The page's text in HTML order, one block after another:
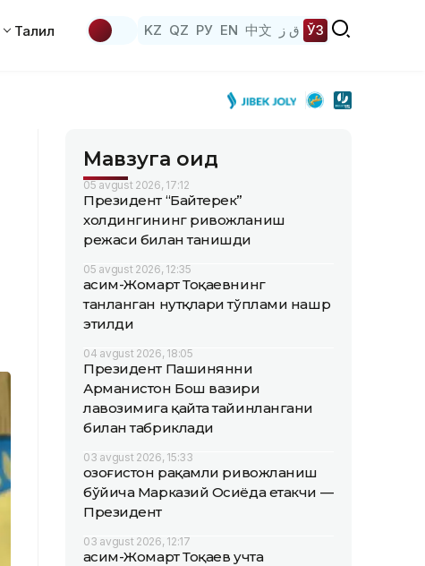
Таҳлил KZ QZ РУ EN 中文 ق ز ЎЗ
Мавзуга оид
05 avgust 2026, 17:12
Президент “Байтерек”
холдингининг ривожланиш
режаси билан танишди
05 avgust 2026, 12:35
Қасим-Жомарт Тоқаевнинг
танланган нутқлари тўплами нашр
этилди
04 avgust 2026, 18:05
Президент Пашинянни
Арманистон Бош вазири
лавозимига қайта тайинлангани
билан табриклади
03 avgust 2026, 15:33
Қозоғистон рақамли ривожланиш
бўйича Марказий Осиёда етакчи —
Президент
03 avgust 2026, 12:17
Қасим-Жомарт Тоқаев учта